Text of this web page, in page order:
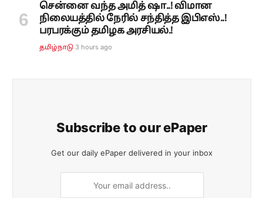
சென்னை வந்த அமித் ஷா..! விமான
நிலையத்தில் நேரில் சந்தித்த இபிஎஸ்..!
பரபரக்கும் தமிழக அரசியல்.!
தமிழ்நாடு 3 hours ago
Subscribe to our ePaper
Get our daily ePaper delivered in your inbox